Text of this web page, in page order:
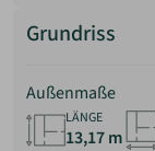
Grundriss
Außenmaße
LÄNGE
13,17 m